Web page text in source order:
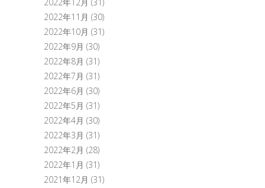
2022年11月 (30)
2022年10月 (31)
2022年9月 (30)
2022年8月 (31)
2022年7月 (31)
2022年6月 (30)
2022年5月 (31)
2022年4月 (30)
2022年3月 (31)
2022年2月 (28)
2022年1月 (31)
2021年12月 (31)